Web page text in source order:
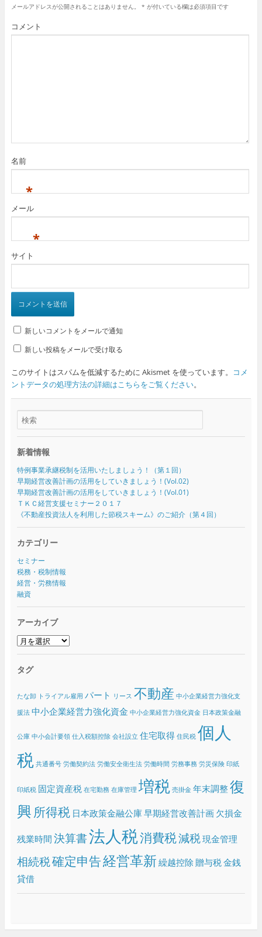
メールアドレスが公開されることはありません。 * が付いている欄は必須項目です
コメント
名前
*
メール
*
サイト
新しいコメントをメールで通知
新しい投稿をメールで受け取る
このサイトはスパムを低減するために Akismet を使っています。
コメ
ントデータの処理方法の詳細はこちらをご覧ください。
新着情報
特例事業承継税制を活用いたしましょう！（第１回）
早期経営改善計画の活用をしていきましょう！(Vol.02)
早期経営改善計画の活用をしていきましょう！(Vol.01)
ＴＫＣ経営支援セミナー２０１７
《不動産投資法人を利用した節税スキーム》のご紹介（第４回）
カテゴリー
セミナー
税務・税制情報
経営・労務情報
融資
アーカイブ
ア
イ
タグ
たな卸 トライアル雇用 パート リース 不動産 中小企業経営力強化支
援法 中小企業経営力強化資金 中小企業経営力強化資金 日本政策金融
公庫 中小会計要領 仕入税額控除 会社設立 住宅取得 住民税 個人
税 共通番号 労働契約法 労働安全衛生法 労働時間 労務事務 労災保険 印紙
印紙税 固定資産税 在宅勤務 在庫管理 増税 売掛金 年末調整復
興 所得税 日本政策金融公庫早期経営改善計画 欠損金
残業時間決算書法人税消費税減税現金管理
相続税確定申告経営革新繰越控除 贈与税金銭
貸借